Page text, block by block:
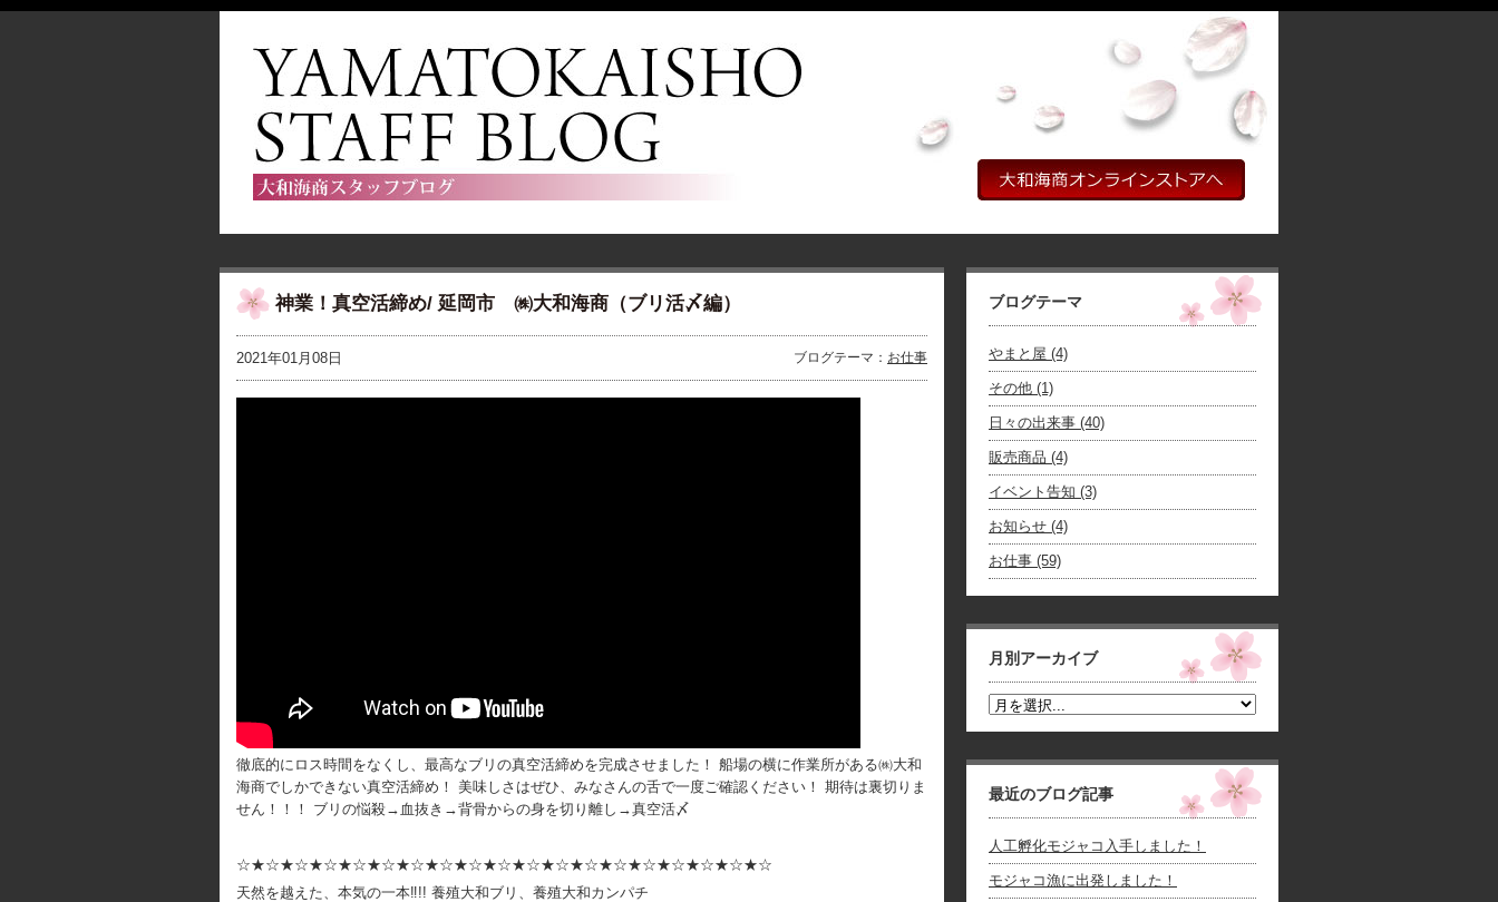
神業！真空活締め/ 延岡市 ㈱大和海商（ブリ活〆編）
2021年01月08日 ブログテーマ： お仕事
徹底的にロス時間をなくし、最高なブリの真空活締めを完成させました！ 船場の横に作業所がある㈱大和
海商でしかできない真空活締め！ 美味しさはぜひ、みなさんの舌で一度ご確認ください！ 期待は裏切りま
せん！！！ ブリの悩殺→血抜き→背骨からの身を切り離し→真空活〆
☆★☆★☆★☆★☆★☆★☆★☆★☆★☆★☆★☆★☆★☆★☆★☆★☆★☆★☆
天然を越えた、本気の一本‼!! 養殖大和ブリ、養殖大和カンパチ
ブログテーマ
やまと屋 (4)
その他 (1)
日々の出来事 (40)
販売商品 (4)
イベント告知 (3)
お知らせ (4)
お仕事 (59)
月別アーカイブ
最近のブログ記事
人工孵化モジャコ入手しました！
モジャコ漁に出発しました！